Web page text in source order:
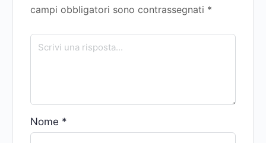
campi obbligatori sono contrassegnati *
Nome *